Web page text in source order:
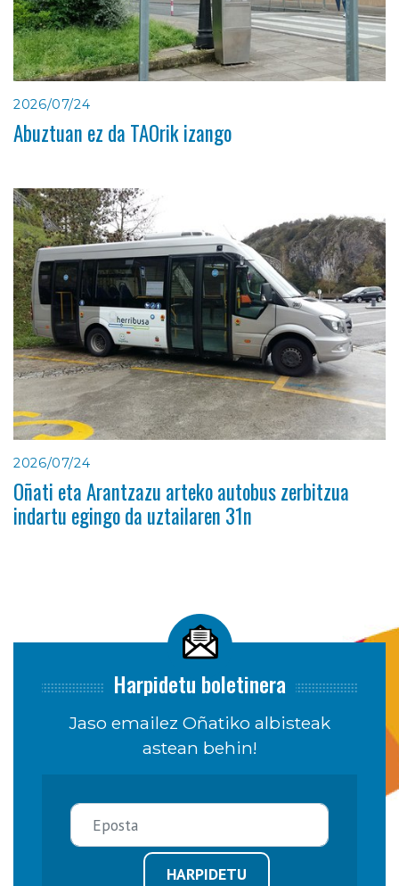
2026/07/24
Abuztuan ez da TAOrik izango
2026/07/24
Oñati eta Arantzazu arteko autobus zerbitzua
indartu egingo da uztailaren 31n
Harpidetu boletinera
Jaso emailez Oñatiko albisteak
astean behin!
HARPIDETU